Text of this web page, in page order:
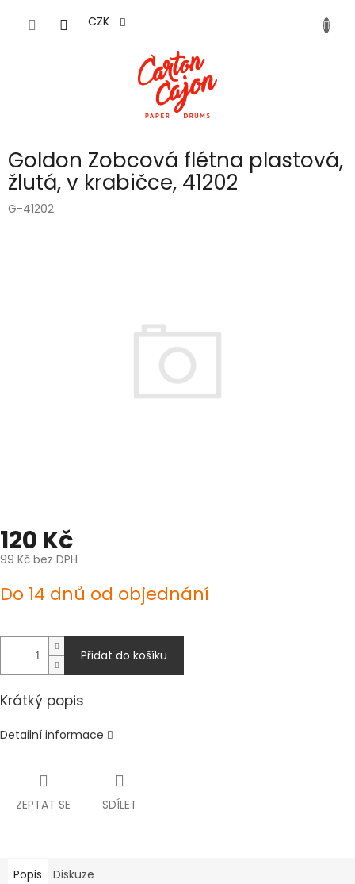
CZK
Goldon Zobcová flétna plastová,
žlutá, v krabičce, 41202
G-41202
120 Kč
99 Kč bez DPH
cena:
Do 14 dnů od objednání
Přidat do košíku
Krátký popis
Detailní informace
ZEPTAT SE SDÍLET
Popis Diskuze